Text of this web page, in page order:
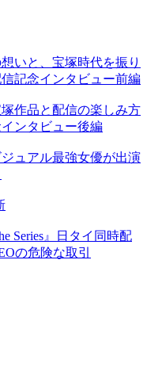
いと、宝塚時代を振り
記念インタビュー前編
作品と配信の楽しみ方
ンタビュー後編
ュアル最強女優が出演
Series』日タイ同時配
の危険な取引